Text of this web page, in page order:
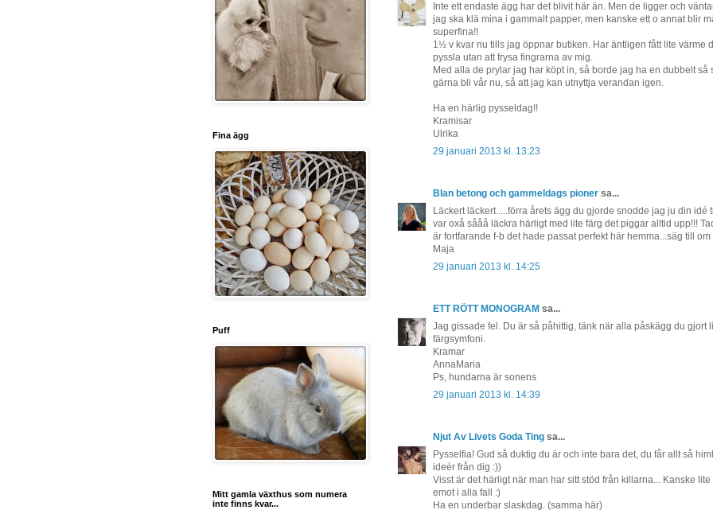
Inte ett endaste ägg har det blivit här än. Men de ligger och
jag ska klä mina i gammalt papper, men kanske ett o annat blir
superfina!!
1½ v kvar nu tills jag öppnar butiken. Har äntligen fått lite värme
pyssla utan att frysa fingrarna av mig.
Med alla de prylar jag har köpt in, så borde jag ha en dubbelt så
gärna bli vår nu, så att jag kan utnyttja verandan igen.
Ha en härlig pysseldag!!
Kramisar
Ulrika
29 januari 2013 kl. 13:23
Blan betong och gammeldags pioner sa...
Läckert läckert.....förra årets ägg du gjorde snodde jag ju din idé
var oxå sååå läckra härligt med lite färg det piggar alltid upp!!!
är fortfarande f-b det hade passat perfekt här hemma...säg till
Maja
29 januari 2013 kl. 14:25
ETT RÖTT MONOGRAM sa...
Jag gissade fel. Du är så påhittig, tänk när alla påskägg du gjort
färgsymfoni.
Kramar
AnnaMaria
Ps, hundarna är sonens
29 januari 2013 kl. 14:39
Njut Av Livets Goda Ting sa...
Pysselfia! Gud så duktig du är och inte bara det, du får allt så
ideér från dig :))
Visst är det härligt när man har sitt stöd från killarna... Kanske
emot i alla fall :)
Ha en underbar slaskdag. (samma här)
Fina ägg
Puff
Mitt gamla växthus som numera
inte finns kvar...